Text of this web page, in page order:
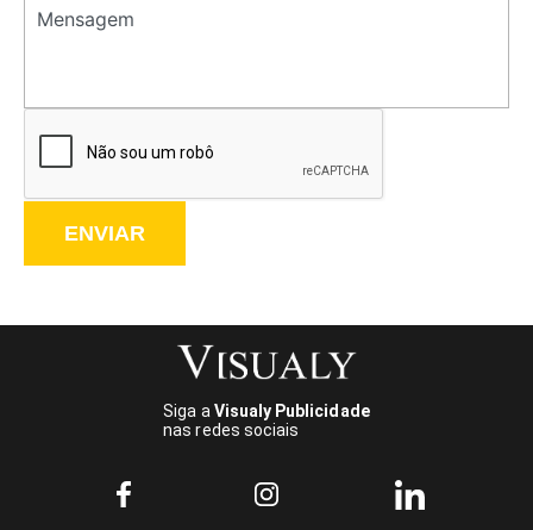
ENVIAR
Siga a Visualy Publicidade
nas redes sociais